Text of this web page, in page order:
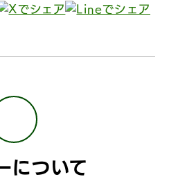
について